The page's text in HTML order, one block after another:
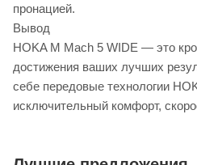
пронацией.
Вывод
HOKA M Mach 5 WIDE — это
достижения ваших лучших
себе передовые технологии
исключительный комфорт,